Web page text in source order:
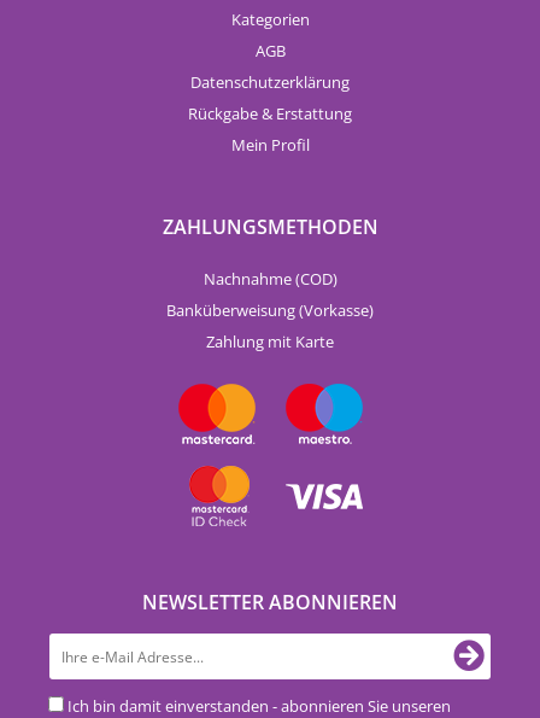
Kategorien
AGB
Datenschutzerklärung
Rückgabe & Erstattung
Mein Profil
ZAHLUNGSMETHODEN
Nachnahme (COD)
Banküberweisung (Vorkasse)
Zahlung mit Karte
NEWSLETTER ABONNIEREN
Ich bin damit einverstanden - abonnieren Sie unseren